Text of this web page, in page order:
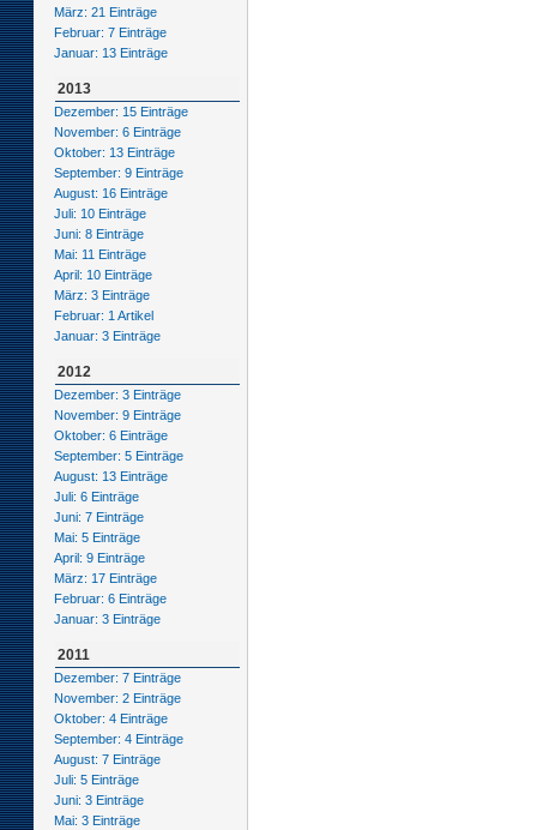
März: 21 Einträge
Februar: 7 Einträge
Januar: 13 Einträge
2013
Dezember: 15 Einträge
November: 6 Einträge
Oktober: 13 Einträge
September: 9 Einträge
August: 16 Einträge
Juli: 10 Einträge
Juni: 8 Einträge
Mai: 11 Einträge
April: 10 Einträge
März: 3 Einträge
Februar: 1 Artikel
Januar: 3 Einträge
2012
Dezember: 3 Einträge
November: 9 Einträge
Oktober: 6 Einträge
September: 5 Einträge
August: 13 Einträge
Juli: 6 Einträge
Juni: 7 Einträge
Mai: 5 Einträge
April: 9 Einträge
März: 17 Einträge
Februar: 6 Einträge
Januar: 3 Einträge
2011
Dezember: 7 Einträge
November: 2 Einträge
Oktober: 4 Einträge
September: 4 Einträge
August: 7 Einträge
Juli: 5 Einträge
Juni: 3 Einträge
Mai: 3 Einträge